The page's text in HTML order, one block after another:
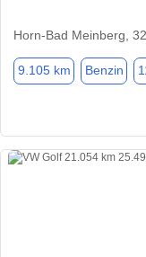
Horn-Bad Meinberg,
9.105 km Benzin